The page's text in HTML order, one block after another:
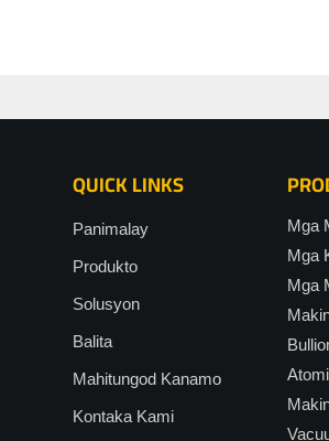
QUICK LINKS
Panimalay
Produkto
Solusyon
Balita
Mahitungod Kanamo
Kontaka Kami
Mga
Mga
Mga